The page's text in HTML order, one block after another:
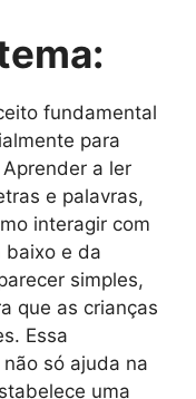
fundamental
para
a ler
e palavras,
interagir com
baixo e da
simples,
que as crianças
Essa
só ajuda na
uma